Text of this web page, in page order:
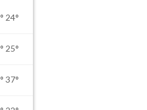
24°
25°
37°